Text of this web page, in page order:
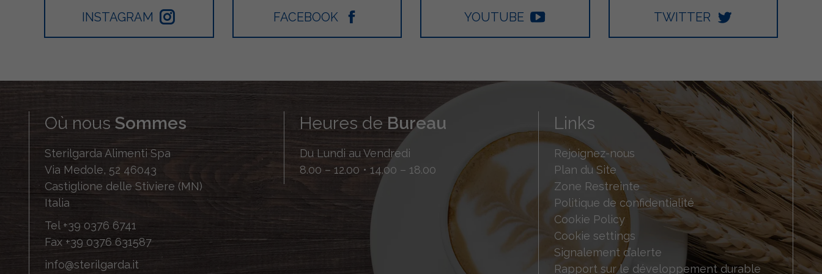
INSTAGRAM FACEBOOK YOUTUBE TWITTER
Où nousSommes
Sterilgarda Alimenti Spa
Via Medole, 52 46043
Castiglione delle Stiviere (MN)
Italia
Tel +39 0376 6741
Fax +39 0376 631587
info@sterilgarda.it
Heures de Bureau
Du Lundi au Vendredi
8.00 – 12.00 • 14.00 – 18.00
Links
Rejoignez-nous
Plan du Site
Zone Restreinte
Politique de confidentialité
Cookie Policy
Cookie settings
Signalement d’alerte
Rapport sur le développement durable